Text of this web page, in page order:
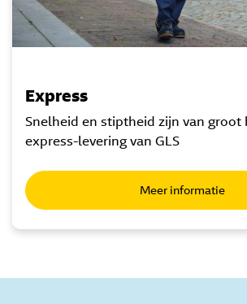
Express
Snelheid en stiptheid zijn van groot
express-levering van GLS
Meer informatie